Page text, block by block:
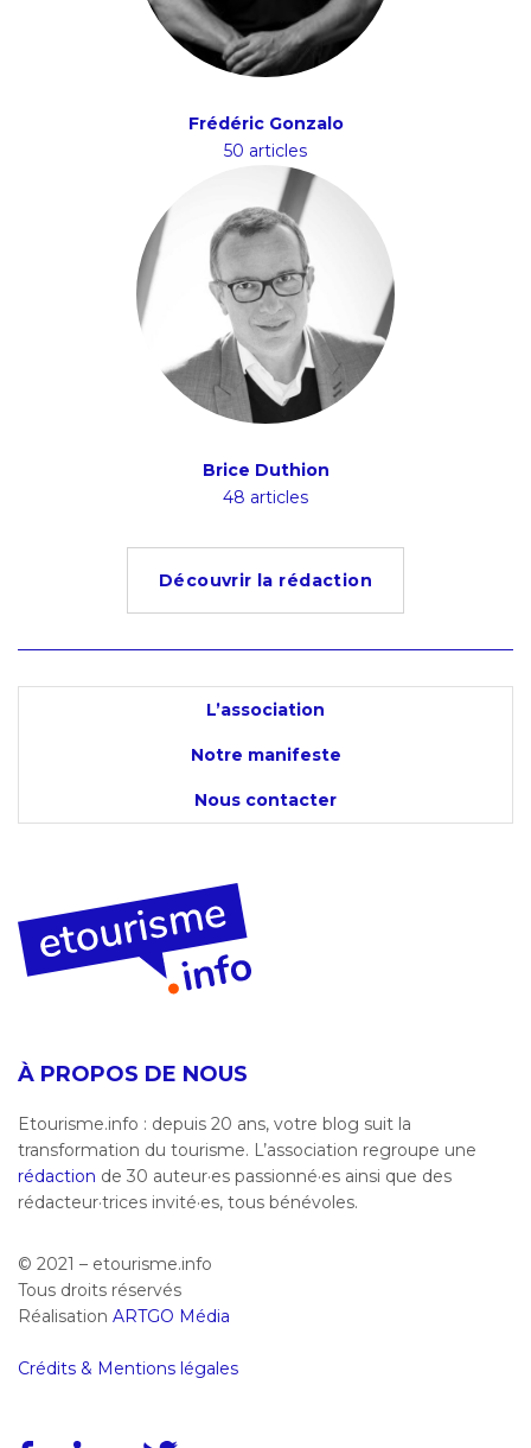
Frédéric Gonzalo
50 articles
Brice Duthion
48 articles
Découvrir la rédaction
L’association
Notre manifeste
Nous contacter
À PROPOS DE NOUS
Etourisme.info : depuis 20 ans, votre blog suit la
transformation du tourisme. L’association regroupe une
rédaction de 30 auteur·es passionné·es ainsi que des
rédacteur·trices invité·es, tous bénévoles.
© 2021 – etourisme.info
Tous droits réservés
Réalisation ARTGO Média
Crédits & Mentions légales